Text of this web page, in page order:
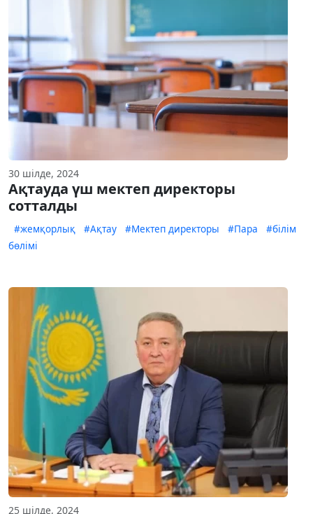
30 шілде, 2024
Ақтауда үш мектеп директоры
сотталды
#жемқорлық #Ақтау #Мектеп директоры #Пара
#білім
бөлімі
25 шілде, 2024